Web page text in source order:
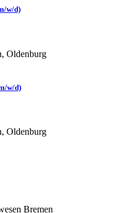
w/d)
Oldenburg
w/d)
Oldenburg
Bremen